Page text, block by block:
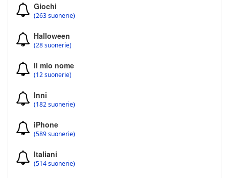
Giochi
(263 suonerie)
Halloween
(28 suonerie)
Il mio nome
(12 suonerie)
Inni
(182 suonerie)
iPhone
(589 suonerie)
Italiani
(514 suonerie)